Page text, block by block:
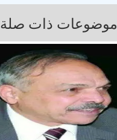
موضوعات ذات صلة